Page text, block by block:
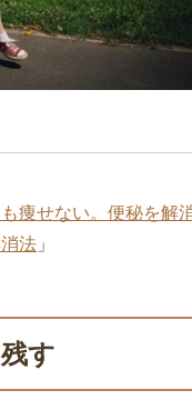
痩せない。便秘を解
法 」
す